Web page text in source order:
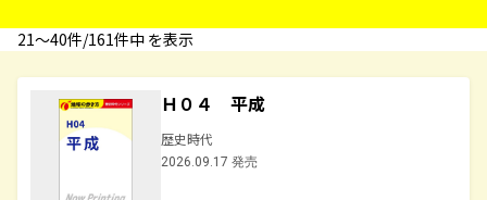
21〜40件/161件中 を表示
Ｈ０４ 平成
歴史時代
2026.09.17 発売